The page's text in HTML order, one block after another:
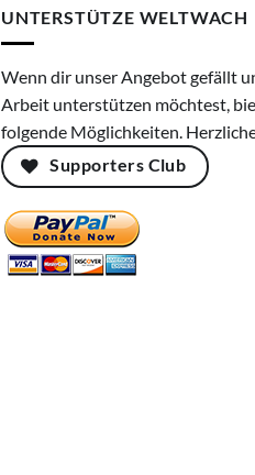
UNTERSTÜTZE WELTWACH
Wenn dir unser Angebot gefällt
Arbeit unterstützen möchtest,
folgende Möglichkeiten.
Supporters Club